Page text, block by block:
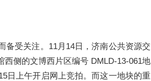
备受关注。11月14日，济南公共资源交
侧的文博西片区编号 DMLD-13-061地
日上午开启网上竞拍。而这一地块的重